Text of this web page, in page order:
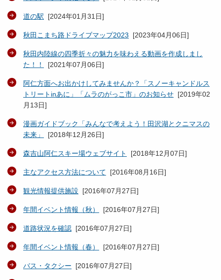
道の駅 [2024年01月31日]
秋田こまち路ドライブマップ2023 [2023年04月06日]
秋田内陸線の四季折々の魅力を味わえる動画を作成しまし
た！！
[2021年07月06日]
阿仁方面へお出かけしてみませんか？「スノーキャンドルス
トリートinあに」「ムラのがっこ市」のお知らせ [2019年02
月13日]
漫画ガイドブック「みんなで考えよう！田沢湖とクニマスの
未来」
[2018年12月26日]
森吉山阿仁スキー場ウェブサイト [2018年12月07日]
主なアクセス方法について [2016年08月16日]
観光情報提供施設 [2016年07月27日]
年間イベント情報（秋） [2016年07月27日]
道路状況を確認 [2016年07月27日]
年間イベント情報（春） [2016年07月27日]
バス・タクシー [2016年07月27日]